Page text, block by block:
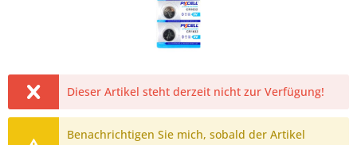
Dieser Artikel steht derzeit nicht zur Verfügung!
Benachrichtigen Sie mich, sobald der Artikel